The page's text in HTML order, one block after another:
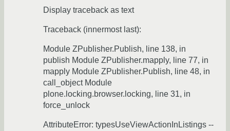
Display traceback as text
Traceback (innermost last):
Module ZPublisher.Publish, line 138, in
publish Module ZPublisher.mapply, line 77, in
mapply Module ZPublisher.Publish, line 48, in
call_object Module
plone.locking.browser.locking, line 31, in
force_unlock
AttributeError: typesUseViewActionInListings --